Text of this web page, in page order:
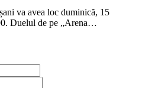
va avea loc duminică, 15
Duelul de pe „Arena…